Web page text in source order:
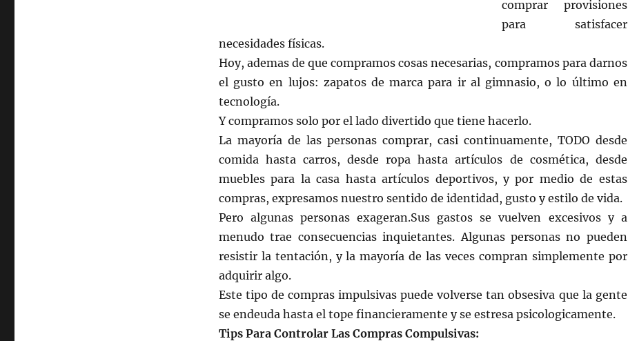
comprar provisiones
para satisfacer
necesidades físicas.
Hoy, ademas de que compramos cosas necesarias, compramos para darnos
el gusto en lujos: zapatos de marca para ir al gimnasio, o lo último en
tecnología.
Y compramos solo por el lado divertido que tiene hacerlo.
La mayoría de las personas comprar, casi continuamente, TODO desde
comida hasta carros, desde ropa hasta artículos de cosmética, desde
muebles para la casa hasta artículos deportivos, y por medio de estas
compras, expresamos nuestro sentido de identidad, gusto y estilo de vida.
Pero algunas personas exageran.Sus gastos se vuelven excesivos y a
menudo trae consecuencias inquietantes. Algunas personas no pueden
resistir la tentación, y la mayoría de las veces compran simplemente por
adquirir algo.
Este tipo de compras impulsivas puede volverse tan obsesiva que la gente
se endeuda hasta el tope financieramente y se estresa psicologicamente.
Tips Para Controlar Las Compras Compulsivas: